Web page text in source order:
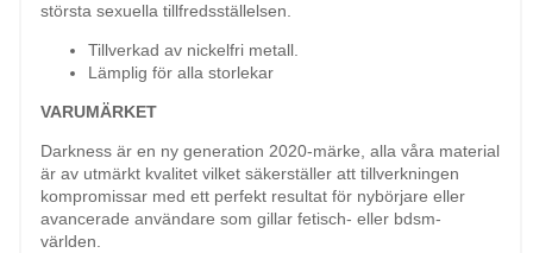
största sexuella tillfredsställelsen.
Tillverkad av nickelfri metall.
Lämplig för alla storlekar
VARUMÄRKET
Darkness är en ny generation 2020-märke, alla våra material
är av utmärkt kvalitet vilket säkerställer att tillverkningen
kompromissar med ett perfekt resultat för nybörjare eller
avancerade användare som gillar fetisch- eller bdsm-
världen.